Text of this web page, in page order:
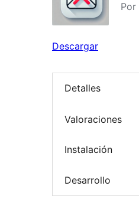
Por
Descargar
Detalles
Valoraciones
Instalación
Desarrollo